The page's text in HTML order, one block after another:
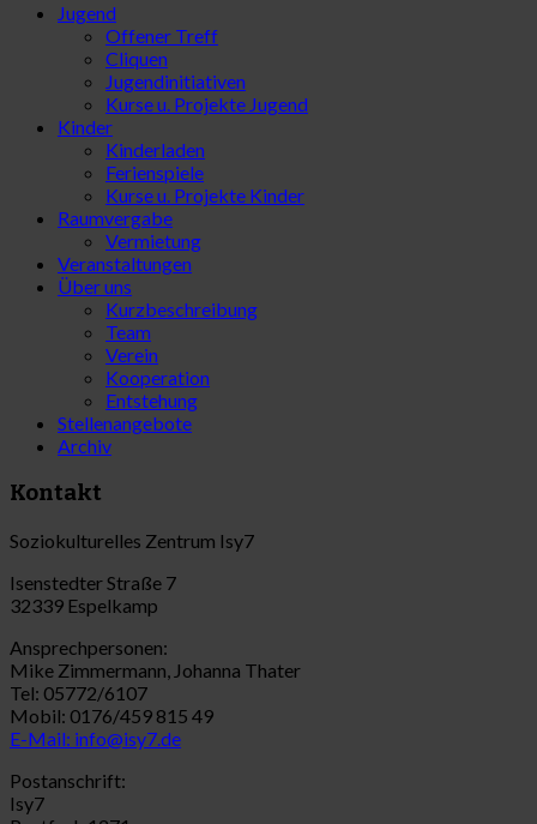
Jugend
Offener Treff
Cliquen
Jugendinitiativen
Kurse u. Projekte Jugend
Kinder
Kinderladen
Ferienspiele
Kurse u. Projekte Kinder
Raumvergabe
Vermietung
Veranstaltungen
Über uns
Kurzbeschreibung
Team
Verein
Kooperation
Entstehung
Stellenangebote
Archiv
Kontakt
Soziokulturelles Zentrum Isy7
Isenstedter Straße 7
32339 Espelkamp
Ansprechpersonen:
Mike Zimmermann, Johanna Thater
Tel: 05772/6107
Mobil: 0176/459 815 49
E-Mail: info@isy7.de
Postanschrift:
Isy7